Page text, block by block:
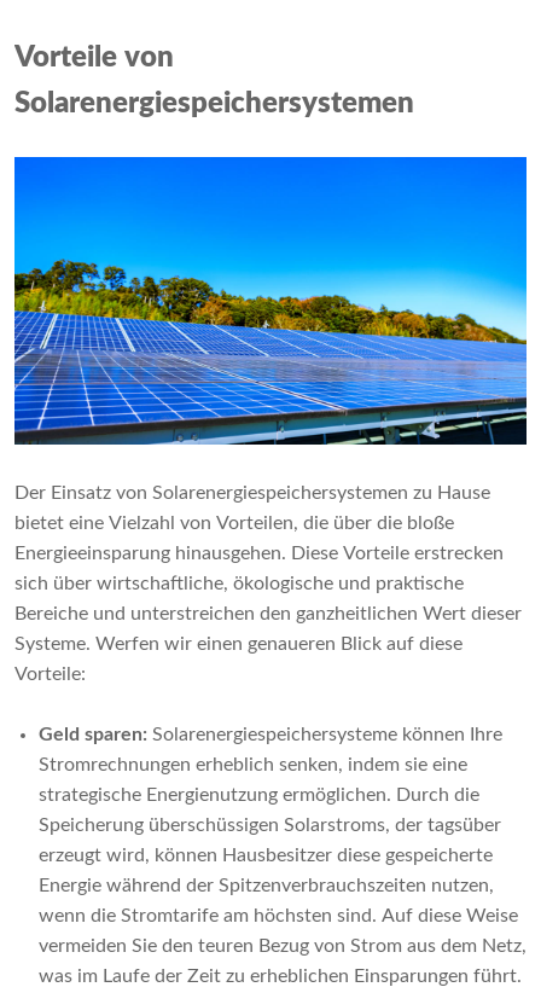
Vorteile von
Solarenergiespeichersystemen
Der Einsatz von Solarenergiespeichersystemen zu Hause
bietet eine Vielzahl von Vorteilen, die über die bloße
Energieeinsparung hinausgehen. Diese Vorteile erstrecken
sich über wirtschaftliche, ökologische und praktische
Bereiche und unterstreichen den ganzheitlichen Wert dieser
Systeme. Werfen wir einen genaueren Blick auf diese
Vorteile:
Geld sparen: Solarenergiespeichersysteme können Ihre
Stromrechnungen erheblich senken, indem sie eine
strategische Energienutzung ermöglichen. Durch die
Speicherung überschüssigen Solarstroms, der tagsüber
erzeugt wird, können Hausbesitzer diese gespeicherte
Energie während der Spitzenverbrauchszeiten nutzen,
wenn die Stromtarife am höchsten sind. Auf diese Weise
vermeiden Sie den teuren Bezug von Strom aus dem Netz,
was im Laufe der Zeit zu erheblichen Einsparungen führt.